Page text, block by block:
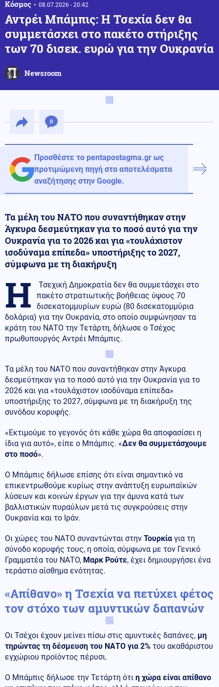
Κόσμος 08.07.2026 - 20:42
Αντρέι Μπάμπις: Η Τσεχία δεν θα
συμμετάσχει στο πακέτο στήριξης
των 70 δισεκ. ευρώ για την Ουκρανία
Newsroom
0
Προσθέστε το pentapostagma.gr ως
προτιμώμενη πηγή στα αποτελέσματα
αναζήτησης στην Google.
Τα μέλη του ΝΑΤΟ που συναντήθηκαν στην
Άγκυρα δεσμεύτηκαν για το ποσό αυτό για την
Ουκρανία για το 2026 και για «τουλάχιστον
ισοδύναμα επίπεδα» υποστήριξης το 2027,
σύμφωνα με τη διακήρυξη
Η
Τσεχική Δημοκρατία δεν θα συμμετάσχει στο
πακέτο στρατιωτικής βοήθειας ύψους 70
δισεκατομμυρίων ευρώ (80 δισεκατομμύρια
δολάρια) για την Ουκρανία, στο οποίο συμφώνησαν τα
κράτη του ΝΑΤΟ την Τετάρτη, δήλωσε ο Τσέχος
πρωθυπουργός Αντρέι Μπάμπις.
Τα μέλη του ΝΑΤΟ που συναντήθηκαν στην Άγκυρα
δεσμεύτηκαν για το ποσό αυτό για την Ουκρανία για το
2026 και για «τουλάχιστον ισοδύναμα επίπεδα»
υποστήριξης το 2027, σύμφωνα με τη διακήρυξη της
συνόδου κορυφής.
«Εκτιμούμε το γεγονός ότι κάθε χώρα θα αποφασίσει η
ίδια για αυτό», είπε ο Μπάμπις. «Δεν θα συμμετάσχουμε
στο ποσό».
Ο Μπάμπις δήλωσε επίσης ότι είναι σημαντικό να
επικεντρωθούμε κυρίως στην ανάπτυξη ευρωπαϊκών
λύσεων και κοινών έργων για την άμυνα κατά των
βαλλιστικών πυραύλων μετά τις συγκρούσεις στην
Ουκρανία και το Ιράν.
Οι χώρες του ΝΑΤΟ συναντώνται στην Τουρκία για τη
σύνοδο κορυφής τους, η οποία, σύμφωνα με τον Γενικό
Γραμματέα του ΝΑΤΟ, Μαρκ Ρούτε, έχει δημιουργήσει ένα
τεράστιο αίσθημα ενότητας.
«Απίθανο» η Τσεχία να πετύχει φέτος
τον στόχο των αμυντικών δαπανών
Οι Τσέχοι έχουν μείνει πίσω στις αμυντικές δαπάνες, μη
τηρώντας τη δέσμευση του ΝΑΤΟ για 2% του ακαθάριστου
εγχώριου προϊόντος πέρυσι.
Ο Μπάμπις δήλωσε την Τετάρτη ότι η χώρα είναι απίθανο